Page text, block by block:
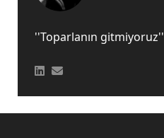
''Toparlanın gitmiyoruz''